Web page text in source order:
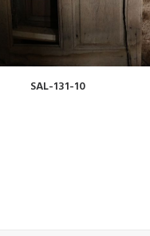
VOIR
SAL-131-10